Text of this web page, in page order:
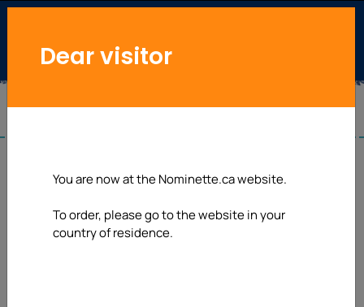
Autocollants nom
biberon
Dear visitor
You are now at the Nominette.ca website.
To order, please go to the website in your
country of residence.